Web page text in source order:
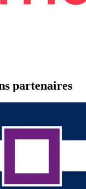
partenaires